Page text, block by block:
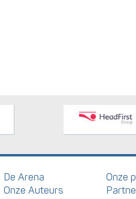
De Arena
Onze Auteurs
Onze